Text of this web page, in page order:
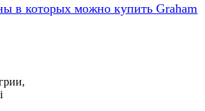
в которых можно купить Graham